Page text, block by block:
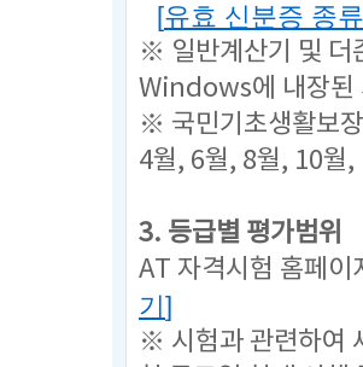
[유효 신분증 종
※ 일반계산기 및 더
Windows에 내장된
※ 국민기초생활보
4월, 6월, 8월, 10월
3. 등급별 평가범위
AT 자격시험 홈페
기]
※ 시험과 관련하여